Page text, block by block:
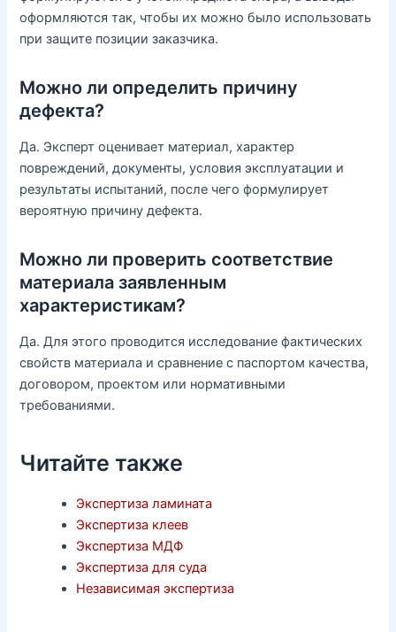
оформляются так, чтобы их можно было использовать
при защите позиции заказчика.
Можно ли определить причину
дефекта?
Да. Эксперт оценивает материал, характер
повреждений, документы, условия эксплуатации и
результаты испытаний, после чего формулирует
вероятную причину дефекта.
Можно ли проверить соответствие
материала заявленным
характеристикам?
Да. Для этого проводится исследование фактических
свойств материала и сравнение с паспортом качества,
договором, проектом или нормативными
требованиями.
Читайте также
Экспертиза ламината
Экспертиза клеев
Экспертиза МДФ
Экспертиза для суда
Независимая экспертиза